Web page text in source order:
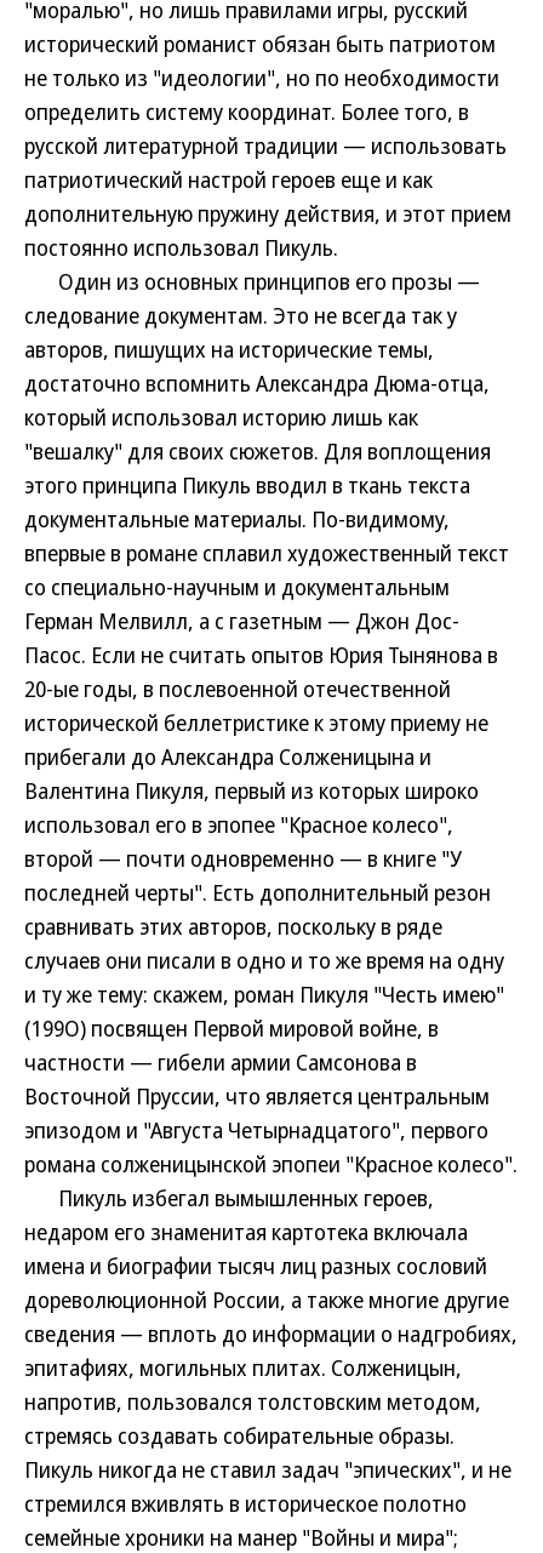
"моралью", но лишь правилами игры, русский
исторический романист обязан быть патриотом
не только из "идеологии", но по необходимости
определить систему координат. Более того, в
русской литературной традиции — использовать
патриотический настрой героев еще и как
дополнительную пружину действия, и этот прием
постоянно использовал Пикуль.
Один из основных принципов его прозы —
следование документам. Это не всегда так у
авторов, пишущих на исторические темы,
достаточно вспомнить Александра Дюма-отца,
который использовал историю лишь как
"вешалку" для своих сюжетов. Для воплощения
этого принципа Пикуль вводил в ткань текста
документальные материалы. По-видимому,
впервые в романе сплавил художественный текст
со специально-научным и документальным
Герман Мелвилл, а с газетным — Джон Дос-
Пасос. Если не считать опытов Юрия Тынянова в
20-ые годы, в послевоенной отечественной
исторической беллетристике к этому приему не
прибегали до Александра Солженицына и
Валентина Пикуля, первый из которых широко
использовал его в эпопее "Красное колесо",
второй — почти одновременно — в книге "У
последней черты". Есть дополнительный резон
сравнивать этих авторов, поскольку в ряде
случаев они писали в одно и то же время на одну
и ту же тему: скажем, роман Пикуля "Честь имею"
(199О) посвящен Первой мировой войне, в
частности — гибели армии Самсонова в
Восточной Пруссии, что является центральным
эпизодом и "Августа Четырнадцатого", первого
романа солженицынской эпопеи "Красное колесо".
Пикуль избегал вымышленных героев,
недаром его знаменитая картотека включала
имена и биографии тысяч лиц разных сословий
дореволюционной России, а также многие другие
сведения — вплоть до информации о надгробиях,
эпитафиях, могильных плитах. Солженицын,
напротив, пользовался толстовским методом,
стремясь создавать собирательные образы.
Пикуль никогда не ставил задач "эпических", и не
стремился вживлять в историческое полотно
семейные хроники на манер "Войны и мира";